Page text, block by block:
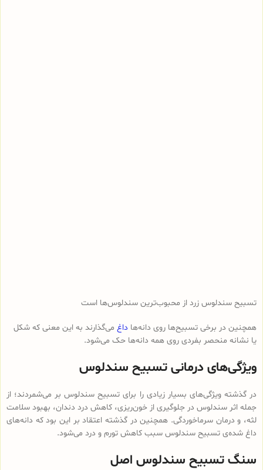
تسبیح سندلوس زرد از محبوب‌ترین سندلوس‌ها است
همچنین در برخی تسبیح‌ها روی دانه‌ها داغ می‌گذارند به این معنی که شکل
یا نشانه منحصر بفردی روی همه دانه‌ها حک می‌شود.
ویژگی‌های درمانی تسبیح سندلوس
در گذشته ویژگی‌های بسیار زیادی را برای تسبیح سندلوس بر می‌شمردند؛ از
جمله اثر سندلوس در جلوگیری از خون‌ریزی، کاهش درد دندان، بهبود سلامت
لثه، و درمان سرماخوردگی. همچنین در گذشته اعتقاد بر این بود که دانه‌های
داغ شده‌ی تسبیح سندلوس سبب کاهش تورم و درد می‌شود.
سنگ تسبیح سندلوس اصل